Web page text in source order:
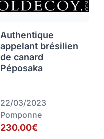
Authentique
appelant brésilien
de canard
Péposaka
22/03/2023
Pomponne
230.00€